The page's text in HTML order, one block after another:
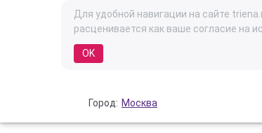
Для удобной навигации на сайте
расценивается как ваше согласие на
OK
Город: Москва